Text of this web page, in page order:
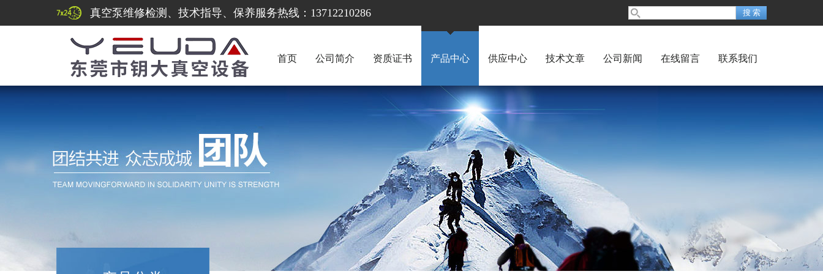
真空泵维修检测、技术指导、保养服务热线：13712210286
首页 公司简介 资质证书 产品中心 供应中心 技术文章 公司新闻 在线留言 联系我们